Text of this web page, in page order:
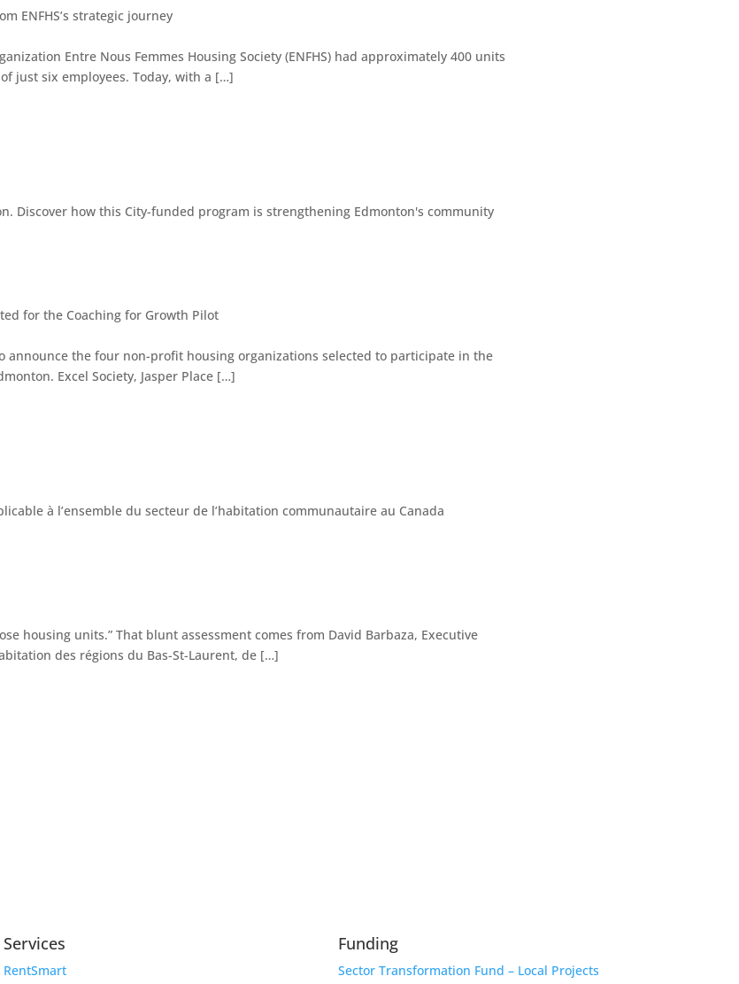
ENFHS’s strategic journey
Entre Nous Femmes Housing Society (ENFHS) had approximately 400 units
just six employees. Today, with a […]
for the Coaching for Growth Pilot
announce the four non-profit housing organizations selected to participate in the
Excel Society, Jasper Place […]
housing units.” That blunt assessment comes from David Barbaza, Executive
des régions du Bas-St-Laurent, de […]
Services
RentSmart
Funding
Sector Transformation Fund – Local Projects